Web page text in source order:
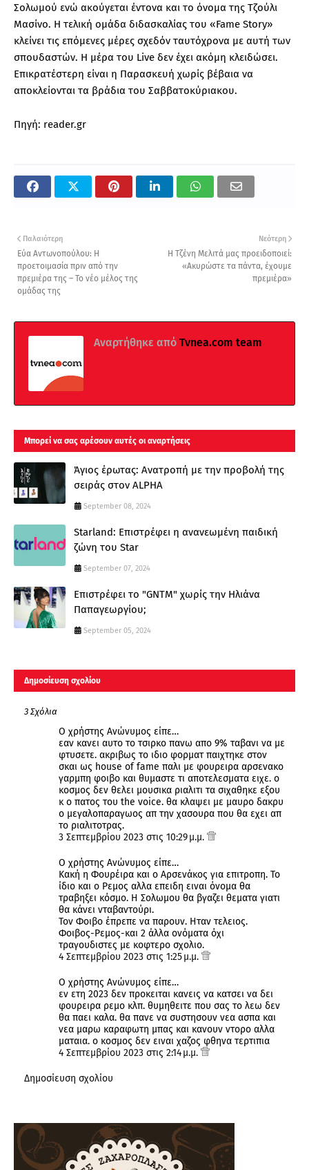
Σολωμού ενώ ακούγεται έντονα και το όνομα της Τζούλι
Μασίνο. Η τελική ομάδα διδασκαλίας του «Fame Story»
κλείνει τις επόμενες μέρες σχεδόν ταυτόχρονα με αυτή των
σπουδαστών. Η μέρα του Live δεν έχει ακόμη κλειδώσει.
Επικρατέστερη είναι η Παρασκευή χωρίς βέβαια να
αποκλείονται τα βράδια του Σαββατοκύριακου.
Πηγή: reader.gr
Νεότερη
Η Τζένη Μελιτά μας προειδοποιεί:
«Ακυρώστε τα πάντα, έχουμε
πρεμιέρα»
Παλαιότερη
Εύα Αντωνοπούλου: Η
προετοιμασία πριν από την
πρεμιέρα της – Το νέο μέλος της
ομάδας της
Αναρτήθηκε από Τvnea.com team
Μπορεί να σας αρέσουν αυτές οι αναρτήσεις
Άγιος έρωτας: Ανατροπή με την προβολή της
σειράς στον ALPHA
September 08, 2024
Starland: Επιστρέφει η ανανεωμένη παιδική
ζώνη του Star
September 07, 2024
Επιστρέφει το "GNTM" χωρίς την Ηλιάνα
Παπαγεωργίου;
September 05, 2024
Δημοσίευση σχολίου
3 Σχόλια
Ο χρήστης Ανώνυμος είπε…
εαν κανει αυτο το τσιρκο πανω απο 9% ταβανι να με
φτυσετε. ακριβως το ιδιο φορματ παιχτηκε στον
σκαι ως house of fame παλι με φουρειρα αρσενακο
γαρμπη φοιβο και θυμαστε τι αποτελεσματα ειχε. ο
κοσμος δεν θελει μουσικα ριαλιτι τα σιχαθηκε εξου
κ ο πατος του the voice. θα κλαψει με μαυρο δακρυ
ο μεγαλοπαραγωος απ την χασουρα που θα εχει απ
το ριαλιτοτρας.
3 Σεπτεμβρίου 2023 στις 10:29 μ.μ.
Ο χρήστης Ανώνυμος είπε…
Κακή η Φουρέιρα και ο Αρσενάκος για επιτροπη. Το
ίδιο και ο Ρεμος αλλα επειδη ειναι όνομα θα
τραβηξει κόσμο. Η Σολωμου θα βγαζει θεματα γιατι
θα κάνει νταβαντούρι.
Τον Φοιβο έπρεπε να παρουν. Ηταν τελειος.
Φοιβος-Ρεμος-και 2 άλλα ονόματα όχι
τραγουδιστες με κοφτερο σχολιο.
4 Σεπτεμβρίου 2023 στις 1:25 μ.μ.
Ο χρήστης Ανώνυμος είπε…
εν ετη 2023 δεν προκειται κανεις να κατσει να δει
φουρειρα ρεμο κλπ. θυμηθειτε που σας το λεω δεν
θα παει καλα. θα πανε να συστησουν νεα ασπα και
νεα μαρω καραφωτη μπας και κανουν ντορο αλλα
ματαια. ο κοσμος δεν ειναι χαζος φθηνα τερτιπια
4 Σεπτεμβρίου 2023 στις 2:14 μ.μ.
Δημοσίευση σχολίου